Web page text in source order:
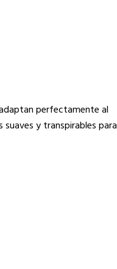
perfectamente al
y transpirables para